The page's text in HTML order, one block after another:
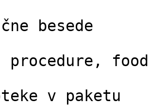
besede
procedure,
v paketu